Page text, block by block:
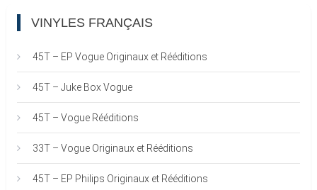
VINYLES FRANÇAIS
45T – EP Vogue Originaux et Rééditions
45T – Juke Box Vogue
45T – Vogue Rééditions
33T – Vogue Originaux et Rééditions
45T – EP Philips Originaux et Rééditions